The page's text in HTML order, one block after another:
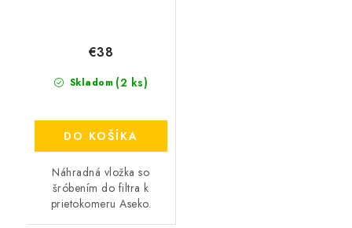
Skladom (2 ks)
€38
DO KOŠÍKA
Náhradná vložka so
šróbením do filtra k
prietokomeru Aseko.